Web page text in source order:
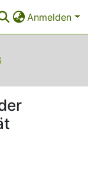
Anmelden